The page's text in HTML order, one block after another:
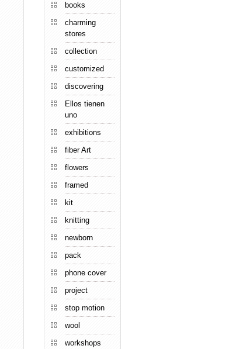
books
charming
stores
collection
customized
discovering
Ellos tienen
uno
exhibitions
fiber Art
flowers
framed
kit
knitting
newborn
pack
phone cover
project
stop motion
wool
workshops